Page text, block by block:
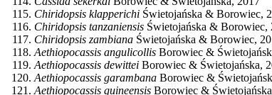
Chiridopsis klapperichi Świetojańska & Borowiec,
Chiridopsis tanzaniensis Świetojańska & Borowiec,
Chiridopsis zambiana Świetojańska & Borowiec,
Aethiopocassis angulicollis Borowiec &
Aethiopocassis dewittei Borowiec & Świetojańska,
Aethiopocassis garambana Borowiec &
Aethiopocassis guineensis Borowiec &